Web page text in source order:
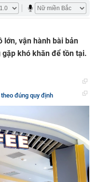
lớn, vận hành bài bản
khó khăn để tồn tại.
đúng quy định